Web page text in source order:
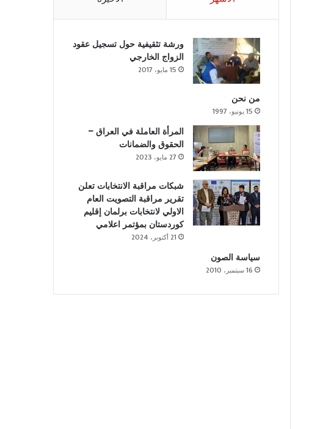
ورشة تثقيفية حول تسجيل عقود
الزواج الخارجي
15 مايو، 2017
من نحن
15 يونيو، 1997
المرأة العاملة في العراق –
الحقوق والضمانات
27 مايو، 2023
شبكات مراقبة الانتخابات تعلن
تقرير مراقبة التصويت العام
الاولي لانتخابات برلمان إقليم
كوردستان بمؤتمر اعلامي
21 أكتوبر، 2024
سياسة الصون
16 سبتمبر، 2010